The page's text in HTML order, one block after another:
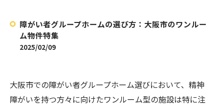
障がい者グループホームの選び方：大阪市のワンルー
ム物件特集
2025/02/09
大阪市での障がい者グループホーム選びにおいて、精神
障がいを持つ方々に向けたワンルーム型の施設は特に注